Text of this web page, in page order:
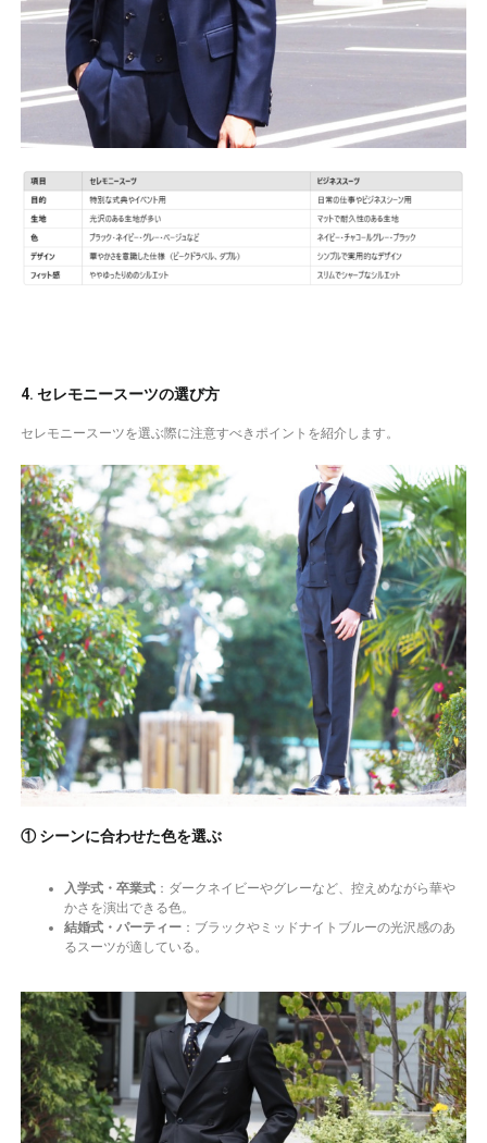
4. セレモニースーツの選び方
セレモニースーツを選ぶ際に注意すべきポイントを紹介します。
① シーンに合わせた色を選ぶ
入学式・卒業式：ダークネイビーやグレーなど、控えめながら華や
かさを演出できる色。
結婚式・パーティー：ブラックやミッドナイトブルーの光沢感のあ
るスーツが適している。